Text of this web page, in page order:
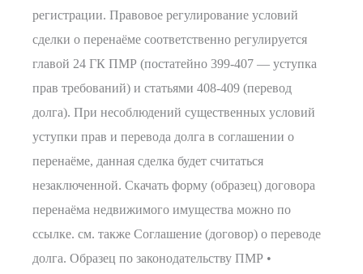
регистрации. Правовое регулирование условий
сделки о перенаёме соответственно регулируется
главой 24 ГК ПМР (постатейно 399-407 — уступка
прав требований) и статьями 408-409 (перевод
долга). При несоблюдений существенных условий
уступки прав и перевода долга в соглашении о
перенаёме, данная сделка будет считаться
незаключенной. Скачать форму (образец) договора
перенаёма недвижимого имущества можно по
ссылке. см. также Соглашение (договор) о переводе
долга. Образец по законодательству ПМР •